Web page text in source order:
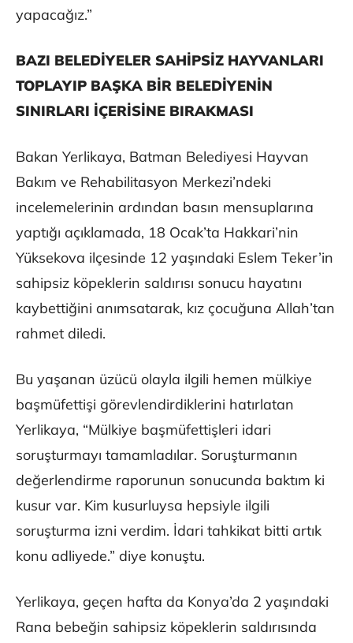
yapacağız.”
BAZI BELEDİYELER SAHİPSİZ HAYVANLARI
TOPLAYIP BAŞKA BİR BELEDİYENİN
SINIRLARI İÇERİSİNE BIRAKMASI
Bakan Yerlikaya, Batman Belediyesi Hayvan
Bakım ve Rehabilitasyon Merkezi’ndeki
incelemelerinin ardından basın mensuplarına
yaptığı açıklamada, 18 Ocak’ta Hakkari’nin
Yüksekova ilçesinde 12 yaşındaki Eslem Teker’in
sahipsiz köpeklerin saldırısı sonucu hayatını
kaybettiğini anımsatarak, kız çocuğuna Allah’tan
rahmet diledi.
Bu yaşanan üzücü olayla ilgili hemen mülkiye
başmüfettişi görevlendirdiklerini hatırlatan
Yerlikaya, “Mülkiye başmüfettişleri idari
soruşturmayı tamamladılar. Soruşturmanın
değerlendirme raporunun sonucunda baktım ki
kusur var. Kim kusurluysa hepsiyle ilgili
soruşturma izni verdim. İdari tahkikat bitti artık
konu adliyede.” diye konuştu.
Yerlikaya, geçen hafta da Konya’da 2 yaşındaki
Rana bebeğin sahipsiz köpeklerin saldırısında